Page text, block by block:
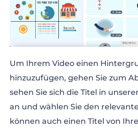
Um Ihrem Video einen
hinzuzufügen, gehen Sie zum
sehen Sie sich die Titel in
an und wählen Sie den
können auch einen Titel von